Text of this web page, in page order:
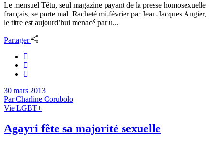
Le mensuel Têtu, seul magazine payant de la presse homosexuelle
français, se porte mal. Racheté mi-février par Jean-Jacques Augier,
le titre est aujourd’hui menacé par u...
Partager
30 mars 2013
ParCharline Corubolo
Vie LGBT+
Agayri fête sa majorité sexuelle